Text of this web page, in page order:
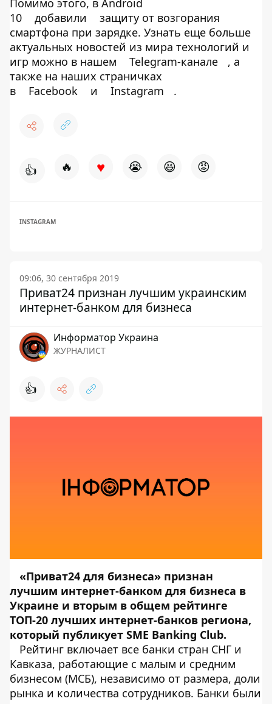
Помимо этого, в Android
10
добавили
защиту от возгорания
смартфона при зарядке. Узнать еще больше
актуальных новостей из мира технологий и
игр можно в нашем
Telegram-канале
, а
также на наших страничках
в
Facebook и Instagram .
👍 🔥 ♥ 😭 😆 😡
INSTAGRAM
09:06, 30 сентября 2019
Приват24 признан лучшим украинским
интернет-банком для бизнеса
Информатор Украина
ЖУРНАЛИСТ
👍
«Приват24 для бизнеса» признан
лучшим интернет-банком для бизнеса в
Украине и вторым в общем рейтинге
ТОП-20 лучших интернет-банков региона,
который публикует SME Banking Club.
Рейтинг включает все банки стран СНГ и
Кавказа, работающие с малым и средним
бизнесом (МСБ), независимо от размера, доли
рынка и количества сотрудников. Банки были